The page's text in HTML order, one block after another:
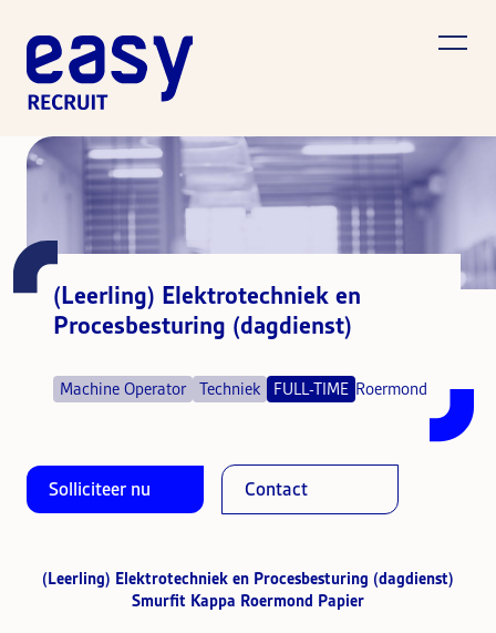
(Leerling) Elektrotechniek en
Procesbesturing (dagdienst)
Machine Operator Techniek FULL-TIME Roermond
Solliciteer nu Contact
(Leerling) Elektrotechniek en Procesbesturing (dagdienst)
Smurfit Kappa Roermond Papier